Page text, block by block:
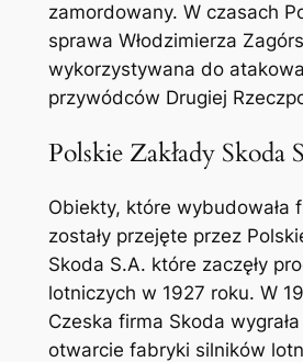
zamordowany. W czasach
sprawa Włodzimierza
wykorzystywana do
przywódców Drugiej
Polskie Zakłady Skoda
Obiekty, które wybudowała
zostały przejęte przez
Skoda S.A. które zaczęły
lotniczych w 1927 roku. W
Czeska firma Skoda
otwarcie fabryki silników